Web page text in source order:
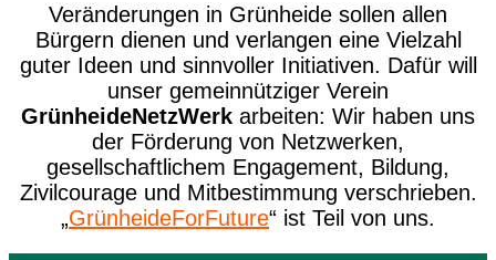
Veränderungen in Grünheide sollen allen
Bürgern dienen und verlangen eine Vielzahl
guter Ideen und sinnvoller Initiativen. Dafür will
unser gemeinnütziger Verein
GrünheideNetzWerk arbeiten: Wir haben uns
der Förderung von Netzwerken,
gesellschaftlichem Engagement, Bildung,
Zivilcourage und Mitbestimmung verschrieben.
„GrünheideForFuture“ ist Teil von uns.